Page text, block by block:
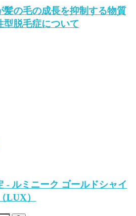
髪の毛の成長を抑制する物質
型脱毛症について
- ルミニーク ゴールドシャイ
LUX）